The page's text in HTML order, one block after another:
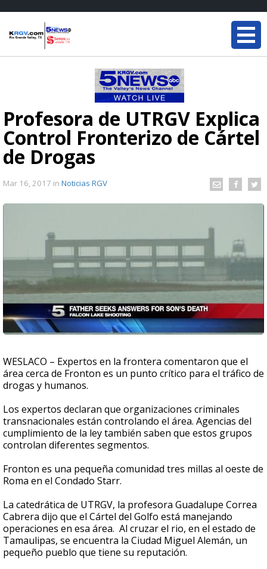
Profesora de UTRGV Explica
Control Fronterizo de Cártel
de Drogas
Mar 16, 2017 in Noticias RGV
WESLACO – Expertos en la frontera comentaron que el
área cerca de Fronton es un punto crítico para el tráfico de
drogas y humanos.
Los expertos declaran que organizaciones criminales
transnacionales están controlando el área. Agencias del
cumplimiento de la ley también saben que estos grupos
controlan diferentes segmentos.
Fronton es una pequeña comunidad tres millas al oeste de
Roma en el Condado Starr.
La catedrática de UTRGV, la profesora Guadalupe Correa
Cabrera dijo que el Cártel del Golfo está manejando
operaciones en esa área. Al cruzar el rio, en el estado de
Tamaulipas, se encuentra la Ciudad Miguel Alemán, un
pequeño pueblo que tiene su reputación.